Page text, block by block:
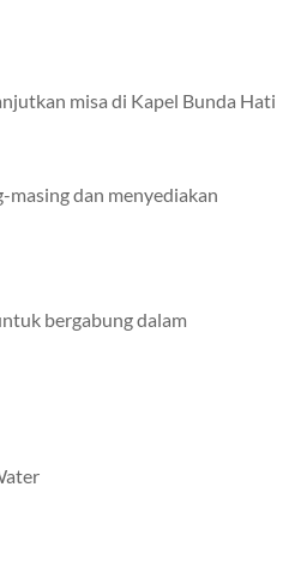
misa di Kapel Bunda Hati
masing dan menyediakan
bergabung dalam